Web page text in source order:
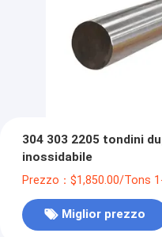
304 303 2205 tondini
inossidabile
Prezzo：$1,850.00/Tons
Miglior prezzo